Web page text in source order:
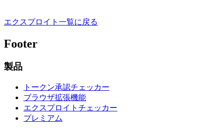
エクスプロイト一覧に戻る
Footer
製品
トークン承認チェッカー
ブラウザ拡張機能
エクスプロイトチェッカー
プレミアム